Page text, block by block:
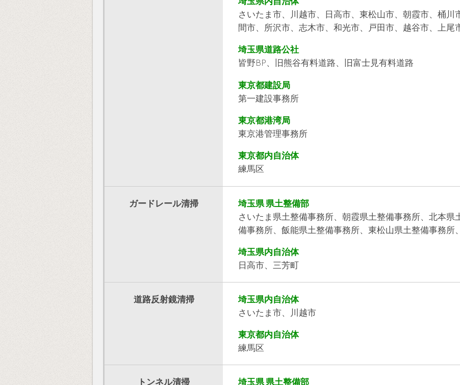
さいたま市、川越市、日高市、東松山市、朝霞市、桶川
間市、所沢市、志木市、和光市、戸田市、越谷市、上尾
埼玉県道路公社
皆野BP、旧熊谷有料道路、旧富士見有料道路
東京都建設局
第一建設事務所
東京都港湾局
東京港管理事務所
東京都内自治体
練馬区
ガードレール清掃
埼玉県 県土整備部
さいたま県土整備事務所、朝霞県土整備事務所、北本県
備事務所、飯能県土整備事務所、東松山県土整備事務所
埼玉県内自治体
日高市、三芳町
道路反射鏡清掃
埼玉県内自治体
さいたま市、川越市
東京都内自治体
練馬区
トンネル清掃
埼玉県 県土整備部